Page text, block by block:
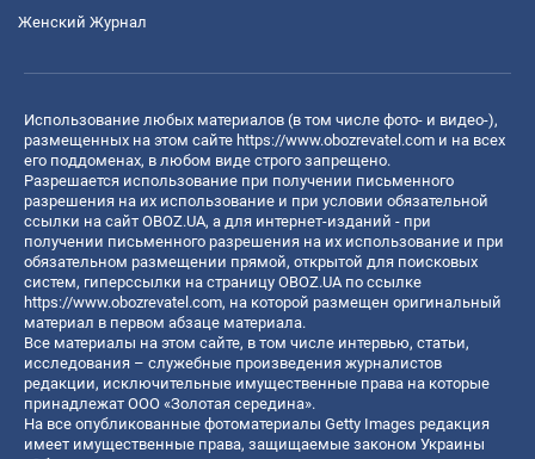
Женский Журнал
Использование любых материалов (в том числе фото- и видео-),
размещенных на этом сайте https://www.obozrevatel.com и на всех
его поддоменах, в любом виде строго запрещено.
Разрешается использование при получении письменного
разрешения на их использование и при условии обязательной
ссылки на сайт OBOZ.UA, а для интернет-изданий - при
получении письменного разрешения на их использование и при
обязательном размещении прямой, открытой для поисковых
систем, гиперссылки на страницу OBOZ.UA по ссылке
https://www.obozrevatel.com, на которой размещен оригинальный
материал в первом абзаце материала.
Все материалы на этом сайте, в том числе интервью, статьи,
исследования – служебные произведения журналистов
редакции, исключительные имущественные права на которые
принадлежат ООО «Золотая середина».
На все опубликованные фотоматериалы Getty Images редакция
имеет имущественные права, защищаемые законом Украины